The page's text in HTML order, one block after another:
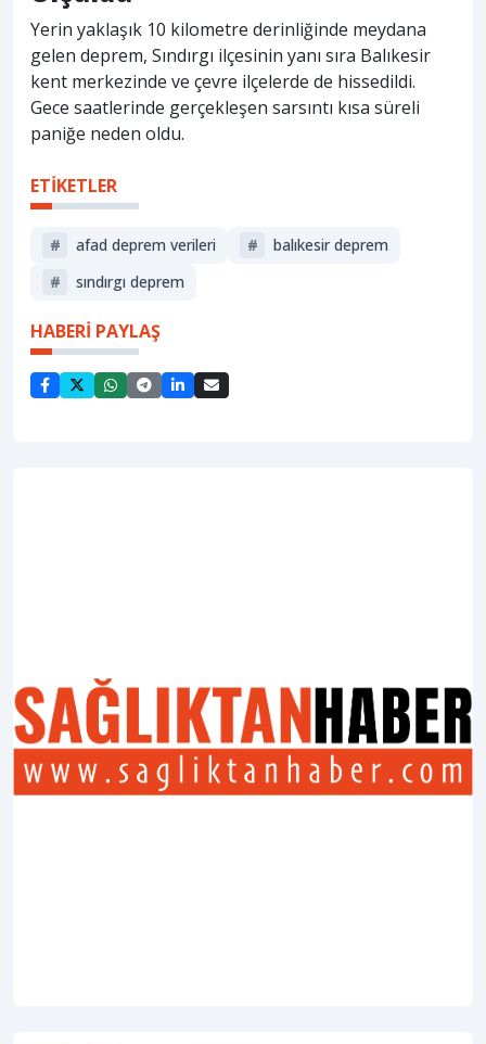
Yerin yaklaşık 10 kilometre derinliğinde meydana
gelen deprem, Sındırgı ilçesinin yanı sıra Balıkesir
kent merkezinde ve çevre ilçelerde de hissedildi.
Gece saatlerinde gerçekleşen sarsıntı kısa süreli
paniğe neden oldu.
ETİKETLER
# afad deprem verileri #
balıkesir deprem
#
sındırgı deprem
HABERİ PAYLAŞ